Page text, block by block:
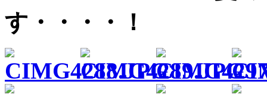
す・・・・！